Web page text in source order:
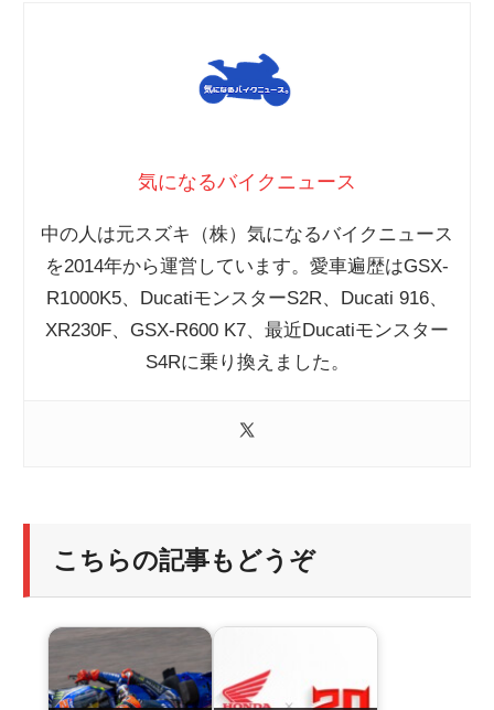
気になるバイクニュース
中の人は元スズキ（株）気になるバイクニュース
を2014年から運営しています。愛車遍歴はGSX-
R1000K5、DucatiモンスターS2R、Ducati 916、
XR230F、GSX-R600 K7、最近Ducatiモンスター
S4Rに乗り換えました。
こちらの記事もどうぞ